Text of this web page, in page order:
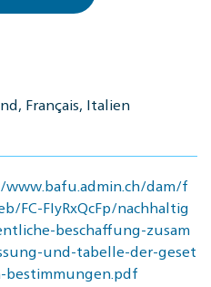
Français, Italien
dam/f
FC-FIyRxQcFp/nachhaltig
beschaffung-zusam
und-tabelle-der-geset
bestimmungen.pdf